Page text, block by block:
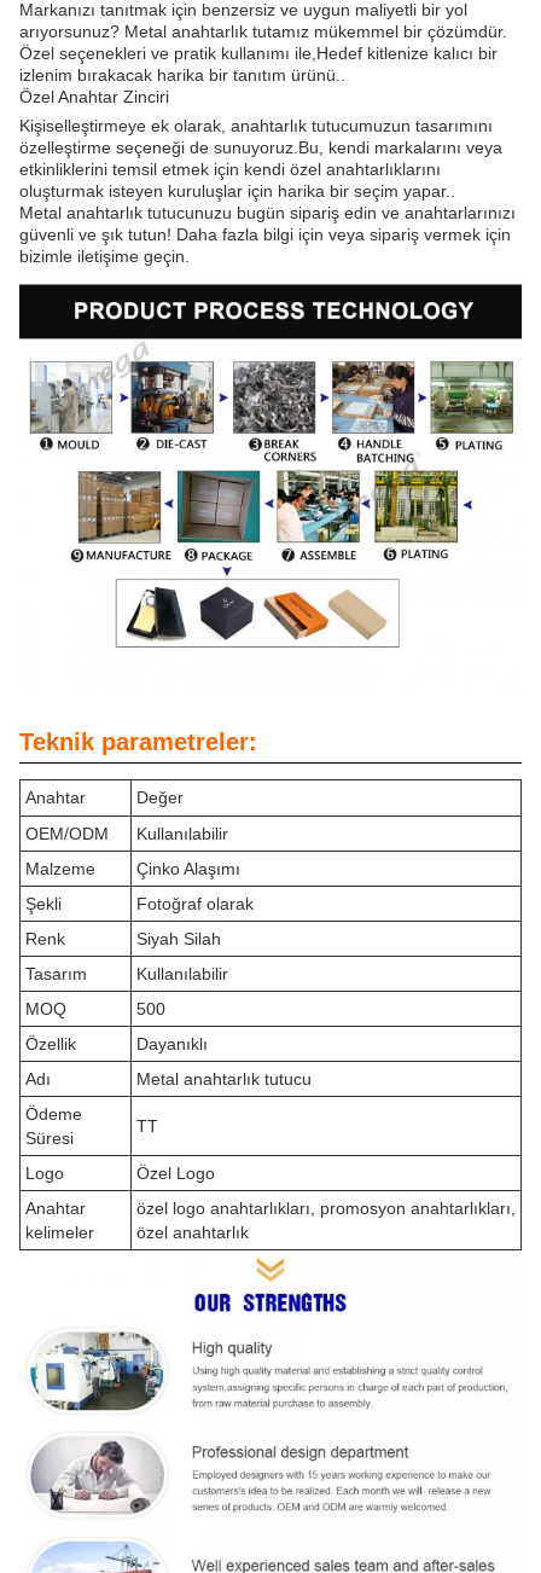
Markanızı tanıtmak için benzersiz ve uygun maliyetli bir yol
arıyorsunuz? Metal anahtarlık tutamız mükemmel bir çözümdür.
Özel seçenekleri ve pratik kullanımı ile,Hedef kitlenize kalıcı bir
izlenim bırakacak harika bir tanıtım ürünü..
Özel Anahtar Zinciri
Kişiselleştirmeye ek olarak, anahtarlık tutucumuzun tasarımını
özelleştirme seçeneği de sunuyoruz.Bu, kendi markalarını veya
etkinliklerini temsil etmek için kendi özel anahtarlıklarını
oluşturmak isteyen kuruluşlar için harika bir seçim yapar..
Metal anahtarlık tutucunuzu bugün sipariş edin ve anahtarlarınızı
güvenli ve şık tutun! Daha fazla bilgi için veya sipariş vermek için
bizimle iletişime geçin.
Teknik parametreler:
Anahtar
Değer
OEM/ODM
Kullanılabilir
Malzeme
Çinko Alaşımı
Şekli
Fotoğraf olarak
Renk
Siyah Silah
Tasarım
Kullanılabilir
MOQ
500
Özellik
Dayanıklı
Adı
Metal anahtarlık tutucu
Ödeme
Süresi
TT
Logo
Özel Logo
Anahtar
kelimeler
özel logo anahtarlıkları, promosyon anahtarlıkları,
özel anahtarlık